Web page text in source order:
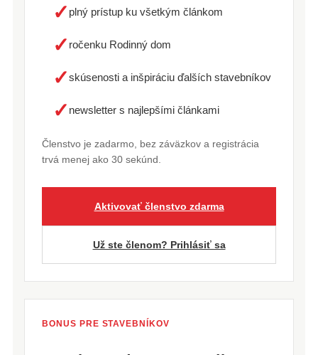
✓ plný prístup ku všetkým článkom
✓ ročenku Rodinný dom
✓skúsenosti a inšpiráciu ďalších stavebníkov
✓ newsletter s najlepšími článkami
Členstvo je zadarmo, bez záväzkov a registrácia
trvá menej ako 30 sekúnd.
Aktivovať členstvo zdarma
Už ste členom? Prihlásiť sa
BONUS PRE STAVEBNÍKOV